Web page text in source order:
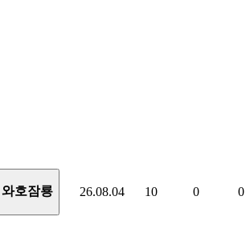
와호잠룡 26.08.04 10 0 0